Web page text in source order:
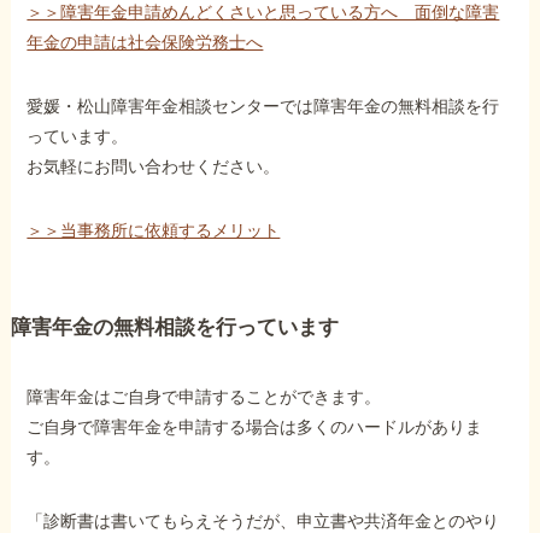
＞＞障害年金申請めんどくさいと思っている方へ 面倒な障害
年金の申請は社会保険労務士へ
愛媛・松山障害年金相談センターでは障害年金の無料相談を行
っています。
お気軽にお問い合わせください。
＞＞当事務所に依頼するメリット
障害年金の無料相談を行っています
障害年金はご自身で申請することができます。
ご自身で障害年金を申請する場合は多くのハードルがありま
す。
「診断書は書いてもらえそうだが、申立書や共済年金とのやり